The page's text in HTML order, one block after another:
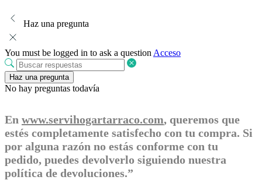
Haz una pregunta
You must be logged in to ask a question Acceso
Haz una pregunta
No hay preguntas todavía
En www.servihogartarraco.com, queremos que
estés completamente satisfecho con tu compra. Si
por alguna razón no estás conforme con tu
pedido, puedes devolverlo siguiendo nuestra
política de devoluciones.”